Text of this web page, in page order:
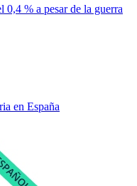
0,4 % a pesar de la guerra
en España